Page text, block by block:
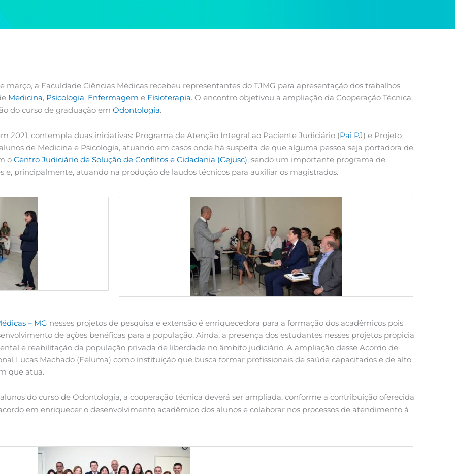
a Faculdade Ciências Médicas recebeu representantes do TJMG para apresentação dos trabalhos
Medicina, Psicologia, Enfermagem e Fisioterapia. O encontro objetivou a ampliação da Cooperação Técnica,
do curso de graduação em Odontologia.
2021, contempla duas iniciativas: Programa de Atenção Integral ao Paciente Judiciário (Pai PJ) e Projeto
de Medicina e Psicologia, atuando em casos onde há suspeita de que alguma pessoa seja portadora de
o Centro Judiciário de Solução de Conflitos e Cidadania (Cejusc), sendo um importante programa de
principalmente, atuando na produção de laudos técnicos para auxiliar os magistrados.
– MG nesses projetos de pesquisa e extensão é enriquecedora para a formação dos acadêmicos pois
de ações benéficas para a população. Ainda, a presença dos estudantes nesses projetos propicia
e reabilitação da população privada de liberdade no âmbito judiciário. A ampliação desse Acordo de
Lucas Machado (Feluma) como instituição que busca formar profissionais de saúde capacitados e de alto
que atua.
do curso de Odontologia, a cooperação técnica deverá ser ampliada, conforme a contribuição oferecida
em enriquecer o desenvolvimento acadêmico dos alunos e colaborar nos processos de atendimento à